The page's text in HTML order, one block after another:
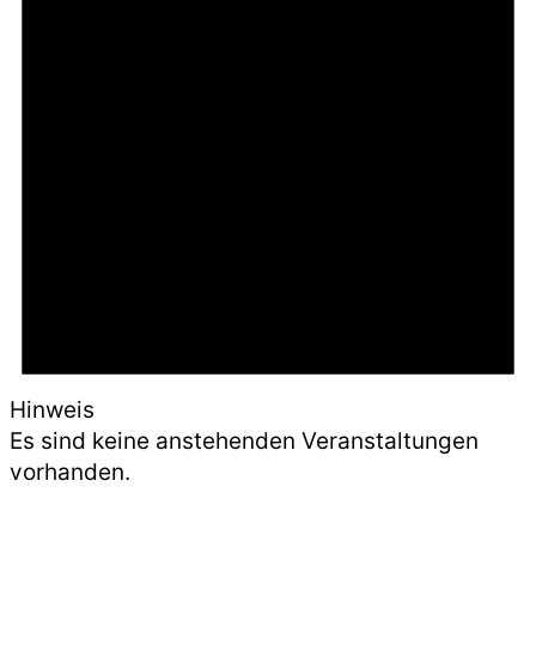
Hinweis
Es sind keine anstehenden Veranstaltungen
vorhanden.